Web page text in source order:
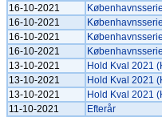
16-10-2021
16-10-2021
16-10-2021
16-10-2021
13-10-2021
Hold Kval 2021
13-10-2021
Hold Kval 2021
13-10-2021
Hold Kval 2021
11-10-2021
Efterår